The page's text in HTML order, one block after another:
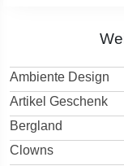
Ambiente Design
Artikel Geschenk
Bergland
Clowns